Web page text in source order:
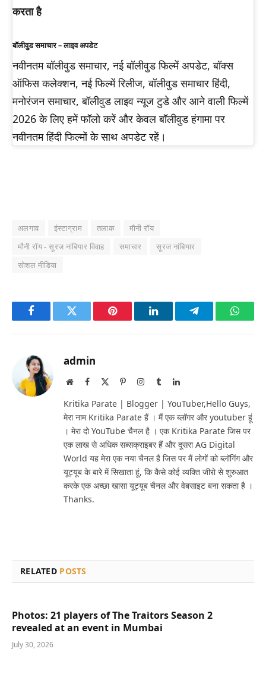
करता है
बॉलीवुड समाचार – लाइव अपडेट
नवीनतम बॉलीवुड समाचार, नई बॉलीवुड फिल्में अपडेट, बॉक्स
ऑफिस कलेक्शन, नई फिल्में रिलीज, बॉलीवुड समाचार हिंदी,
मनोरंजन समाचार, बॉलीवुड लाइव न्यूज टुडे और आने वाली फिल्में
2026 के लिए हमें फॉलो करें और केवल बॉलीवुड हंगामा पर
नवीनतम हिंदी फिल्मों के साथ अपडेट रहें।
अलगाव इंस्टाग्राम तलाक
मौनी रॉय
मौनी रॉय - सूरज नांबियार विवाह
समाचार
सूरज नांबियार
सोशल मीडिया
FacebookTwitter Pinterest LinkedInTelegram
admin
WebsiteFacebook PinterestInstagram
TumblrLinkedIn
Kritika Parate | Blogger | YouTuber,Hello Guys,
मेरा नाम Kritika Parate हैं । मैं एक ब्लॉगर और youtuber हूं
। मेरा दो YouTube चैनल है । एक Kritika Parate जिस पर
एक लाख से अधिक सब्सक्राइबर हैं और दूसरा AG Digital
World यह मेरा एक नया चैनल है जिस पर मैं लोगों को ब्लॉगिंग और
यूट्यूब के बारे में सिखाता हूं, कि कैसे कोई व्यक्ति जीरो से शुरुआत
करके एक अच्छा खासा यूट्यूब चैनल और वेबसाइट बना सकता है ।
Thanks.
RELATED POSTS
Photos: 21 players of The Traitors Season 2
revealed at an event in Mumbai
July 30, 2026